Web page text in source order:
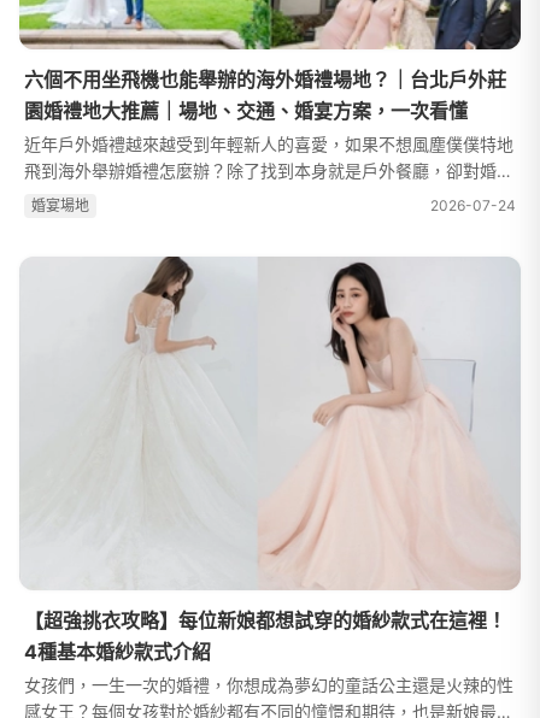
六個不用坐飛機也能舉辦的海外婚禮場地？｜台北戶外莊
園婚禮地大推薦｜場地、交通、婚宴方案，一次看懂
近年戶外婚禮越來越受到年輕新人的喜愛，如果不想風塵僕僕特地
飛到海外舉辦婚禮怎麼辦？除了找到本身就是戶外餐廳，卻對婚禮
舉辦沒有太多經驗的業者合作以外，台灣國內的飯店紛紛推出戶外
婚宴場地 2026-07-24
【超強挑衣攻略】每位新娘都想試穿的婚紗款式在這裡！
4種基本婚紗款式介紹
女孩們，一生一次的婚禮，你想成為夢幻的童話公主還是火辣的性
感女王？每個女孩對於婚紗都有不同的憧憬和期待，也是新娘最關